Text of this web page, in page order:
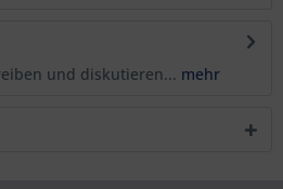
und diskutieren... mehr